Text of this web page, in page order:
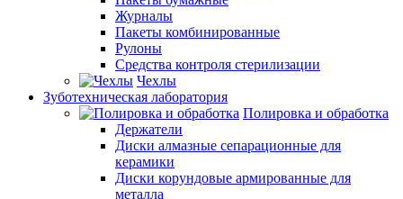
Журналы
Пакеты комбинированные
Рулоны
Средства контроля стерилизации
Чехлы
Зуботехническая лаборатория
Полировка и обработка
Держатели
Диски алмазные сепарационные для
керамики
Диски корундовые армированные для
металла